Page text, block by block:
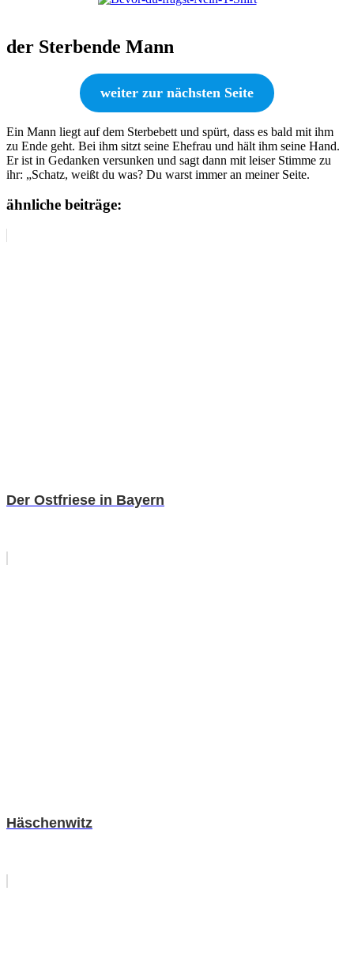
der Sterbende Mann
weiter zur nächsten Seite
Ein Mann liegt auf dem Sterbebett und spürt, dass es bald mit ihm
zu Ende geht. Bei ihm sitzt seine Ehefrau und hält ihm seine Hand.
Er ist in Gedanken versunken und sagt dann mit leiser Stimme zu
ihr: „Schatz, weißt du was? Du warst immer an meiner Seite.
ähnliche beiträge:
Der Ostfriese in Bayern
Häschenwitz